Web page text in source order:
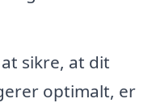
sikre, at dit
optimalt, er